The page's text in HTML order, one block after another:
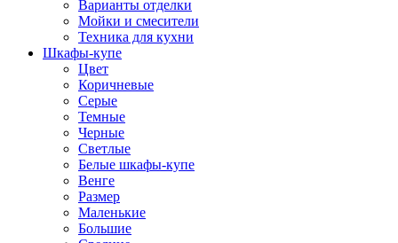
Варианты отделки
Мойки и смесители
Техника для кухни
Шкафы-купе
Цвет
Коричневые
Серые
Темные
Черные
Светлые
Белые шкафы-купе
Венге
Размер
Маленькие
Большие